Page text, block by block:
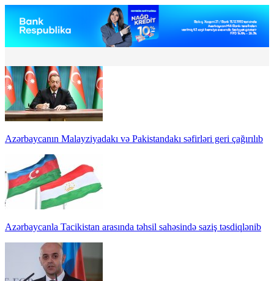
Azərbaycanın Malayziyadakı və Pakistandakı səfirləri geri çağırılıb
Azərbaycanla Tacikistan arasında təhsil sahəsində saziş təsdiqlənib